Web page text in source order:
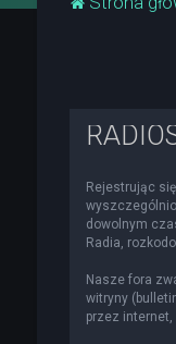
Rejestrując
dowolnym
Radia,
Nasze fora
witryny
przez